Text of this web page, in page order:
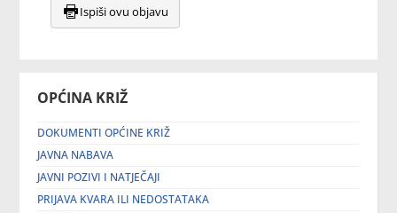
OPĆINA KRIŽ
DOKUMENTI OPĆINE KRIŽ
JAVNA NABAVA
JAVNI POZIVI I NATJEČAJI
PRIJAVA KVARA ILI NEDOSTATAKA
Ispiši ovu objavu